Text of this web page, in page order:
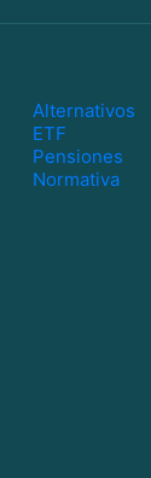
Alternativos
ETF
Pensiones
Normativa